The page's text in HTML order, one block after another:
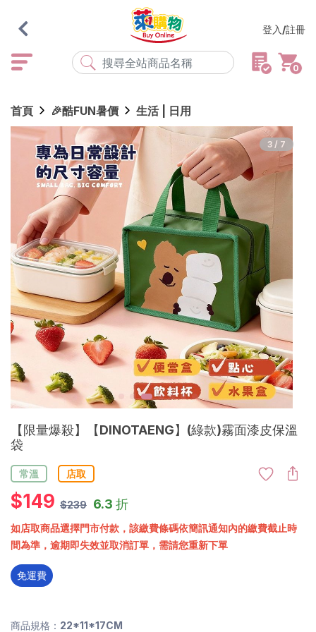
登入/註冊
0
熱門搜尋
店取 宅配 米大師 黑丸
海瑞、蔥阿伯
紅豆食府
元榆 傘 柑心良品 樂廚
劉霸
地墊
箱購 雨衣 颱風
最近搜尋
清除所有記錄
首頁 🎉酷FUN暑價 生活 | 日用
3/7
【限量爆殺】【DINOTAENG】(綠款)霧面漆皮保溫
袋
常溫 店取
$149 $239 6.3 折
如店取商品選擇門市付款，該繳費條碼依簡訊通知內的繳費截止時
間為準，逾期即失效並取消訂單，需請您重新下單
免運費
商品規格：22*11*17CM